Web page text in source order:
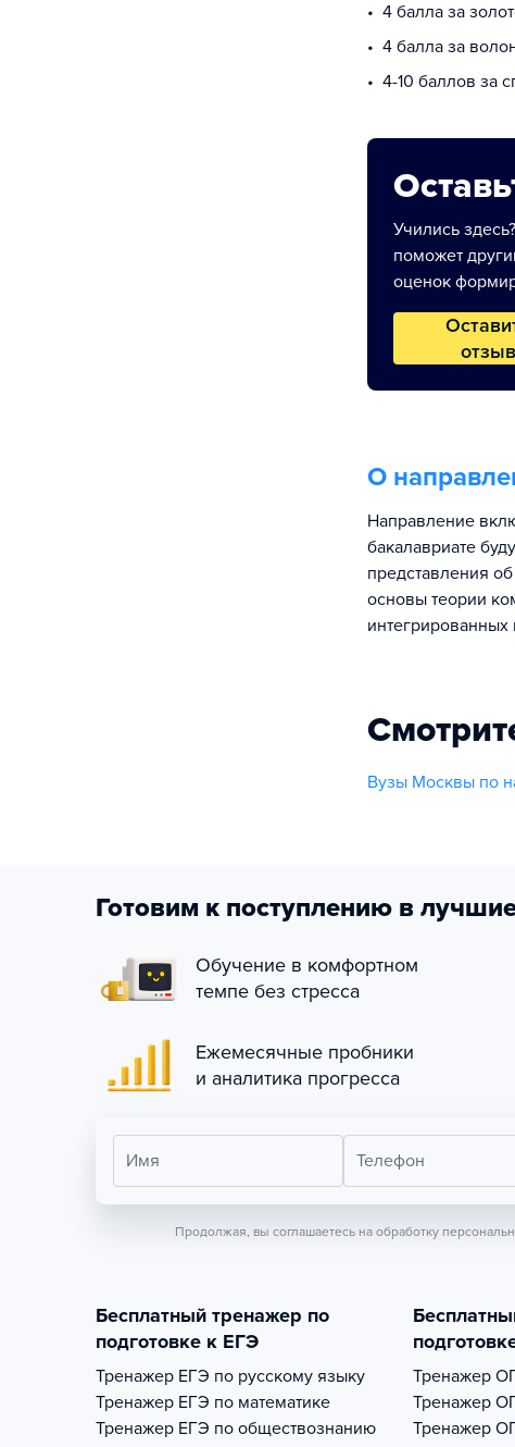
4 балла за
4 балла за
4-10 баллов за
Учились
поможет
оценок
отзыв
О
Направление
бакалавриате
представления
основы теории
Вузы Москвы по
Готовим к поступлению в
Обучение в комфортном
темпе без стресса
Ежемесячные пробники
и аналитика прогресса
Имя Телефон
Продолжая, вы соглашаетесь на обработку
Бесплатный тренажер по
подготовке к ЕГЭ
Тренажер ЕГЭ по русскому языку
Тренажер ЕГЭ по математике
Тренажер ЕГЭ по обществознанию
Тренажер
Тренажер
Тренажер